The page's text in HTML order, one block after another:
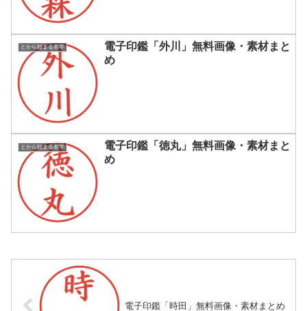
とから始まる名字
電子印鑑「外川」無料画像・素材まと
め
とから始まる名字
電子印鑑「徳丸」無料画像・素材まと
め
電子印鑑「時田」無料画像・素材まとめ